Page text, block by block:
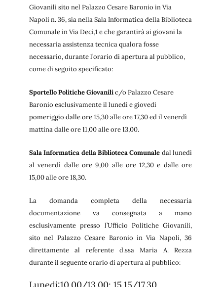
Giovanili sito nel Palazzo Cesare Baronio in Via
Napoli n. 36, sia nella Sala Informatica della Biblioteca
Comunale in Via Deci,1 e che garantirà ai giovani la
necessaria assistenza tecnica qualora fosse
necessario, durante l’orario di apertura al pubblico,
come di seguito specificato:
Sportello Politiche Giovanilic/o Palazzo Cesare
Baronio esclusivamente il lunedì e giovedì
pomeriggio dalle ore 15,30 alle ore 17,30 ed il venerdì
mattina dalle ore 11,00 alle ore 13,00.
Sala Informatica della Biblioteca Comunale dal lunedì
al venerdì dalle ore 9,00 alle ore 12,30 e dalle ore
15,00 alle ore 18,30.
La domanda completa della necessaria
documentazione va consegnata a mano
esclusivamente presso l’Ufficio Politiche Giovanili,
sito nel Palazzo Cesare Baronio in Via Napoli, 36
direttamente al referente d.ssa Maria A. Rezza
durante il seguente orario di apertura al pubblico: